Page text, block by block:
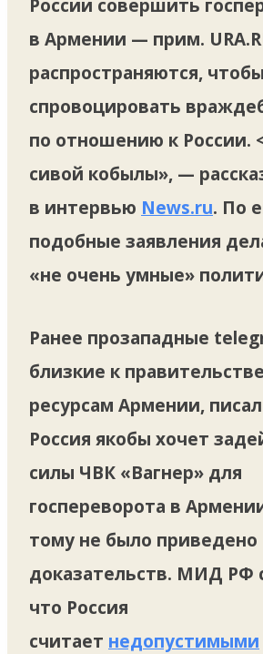
России совершить
в Армении — прим.
распространяются, чтобы
спровоцировать
по отношению к России.
сивой кобылы», —
в интервью News.ru. По
подобные заявления
«не очень умные»
Ранее прозападные
близкие к
ресурсам Армении,
Россия якобы хочет
силы ЧВК «Вагнер» для
госпереворота в
тому не было приведено
доказательств. МИД РФ
что Россия
считает недопустимыми